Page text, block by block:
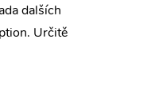
dalších
Určitě